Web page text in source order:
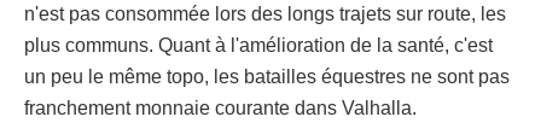
n'est pas consommée lors des longs trajets sur route, les
plus communs. Quant à l'amélioration de la santé, c'est
un peu le même topo, les batailles équestres ne sont pas
franchement monnaie courante dans Valhalla.